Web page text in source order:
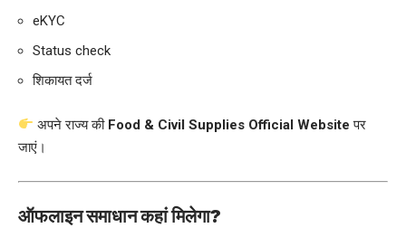
eKYC
Status check
शिकायत दर्ज
अपने राज्य की Food & Civil Supplies Official Website पर
जाएं।
ऑफलाइन समाधान कहां मिलेगा?